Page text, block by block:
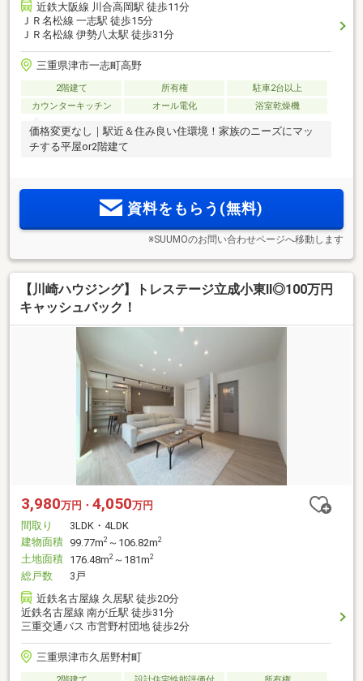
近鉄大阪線 川合高岡駅 徒歩11分
ＪＲ名松線 一志駅 徒歩15分
ＪＲ名松線 伊勢八太駅 徒歩31分
三重県津市一志町高野
2階建て 所有権
駐車2台以上
カウンターキッチン
オール電化 浴室乾燥機
価格変更なし｜駅近＆住み良い住環境！家族のニーズにマッ
チする平屋or2階建て
資料をもらう(無料)
※SUUMOのお問い合わせページへ移動します
【川崎ハウジング】トレステージ立成小東Ⅱ◎100万円
キャッシュバック！
3,980万円・ 4,050万円
間取り
3LDK・4LDK
建物面積 99.77m2 ～106.82m2
土地面積 176.48m2 ～181m2
総戸数
3戸
近鉄名古屋線 久居駅 徒歩20分
近鉄名古屋線 南が丘駅 徒歩31分
三重交通バス 市営野村団地 徒歩2分
三重県津市久居野村町